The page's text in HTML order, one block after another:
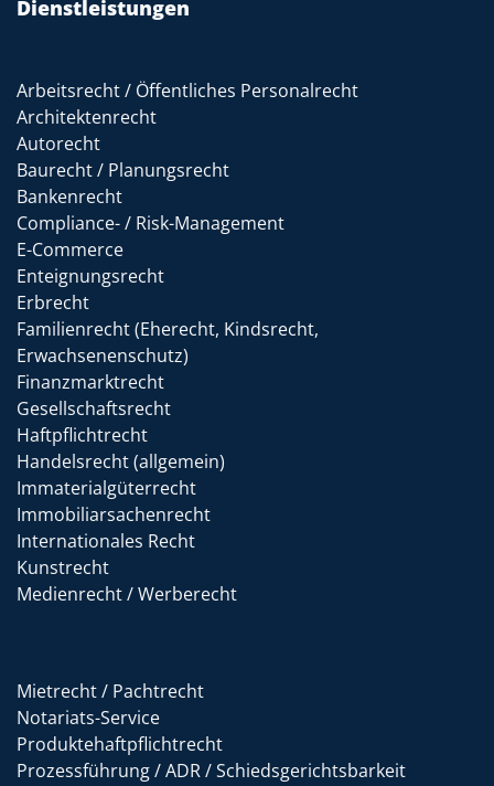
Dienstleistungen
Arbeitsrecht / Öffentliches Personalrecht
Architektenrecht
Autorecht
Baurecht / Planungsrecht
Bankenrecht
Compliance- / Risk-Management
E-Commerce
Enteignungsrecht
Erbrecht
Familienrecht (Eherecht, Kindsrecht,
Erwachsenenschutz)
Finanzmarktrecht
Gesellschaftsrecht
Haftpflichtrecht
Handelsrecht (allgemein)
Immaterialgüterrecht
Immobiliarsachenrecht
Internationales Recht
Kunstrecht
Medienrecht / Werberecht
Mietrecht / Pachtrecht
Notariats-Service
Produktehaftpflichtrecht
Prozessführung / ADR / Schiedsgerichtsbarkeit